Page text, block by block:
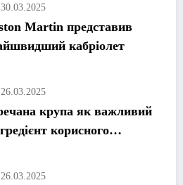
візи
30.03.2025
Martin представив
кабріолет
26.03.2025
крупа як важливий
корисного
26.03.2025